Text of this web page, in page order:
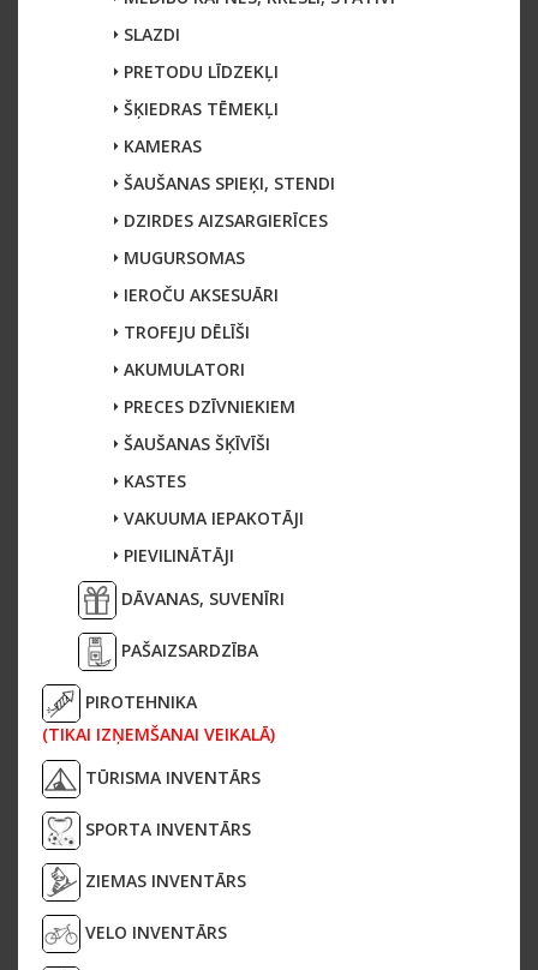
SLAZDI
PRETODU LĪDZEKĻI
ŠĶIEDRAS TĒMEKĻI
KAMERAS
ŠAUŠANAS SPIEĶI, STENDI
DZIRDES AIZSARGIERĪCES
MUGURSOMAS
IEROČU AKSESUĀRI
TROFEJU DĒLĪŠI
AKUMULATORI
PRECES DZĪVNIEKIEM
ŠAUŠANAS ŠĶĪVĪŠI
KASTES
VAKUUMA IEPAKOTĀJI
PIEVILINĀTĀJI
DĀVANAS, SUVENĪRI
PAŠAIZSARDZĪBA
PIROTEHNIKA
(TIKAI IZŅEMŠANAI VEIKALĀ)
TŪRISMA INVENTĀRS
SPORTA INVENTĀRS
ZIEMAS INVENTĀRS
VELO INVENTĀRS